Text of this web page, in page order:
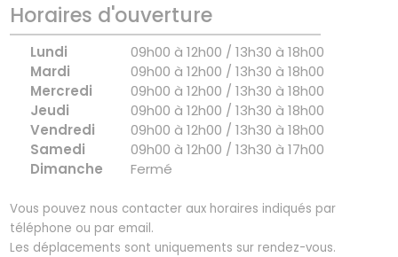
Horaires d'ouverture
Lundi
09h00 à 12h00 / 13h30 à 18h00
Mardi
09h00 à 12h00 / 13h30 à 18h00
Mercredi
09h00 à 12h00 / 13h30 à 18h00
Jeudi
09h00 à 12h00 / 13h30 à 18h00
Vendredi
09h00 à 12h00 / 13h30 à 18h00
Samedi
09h00 à 12h00 / 13h30 à 17h00
Dimanche
Fermé
Vous pouvez nous contacter aux horaires indiqués par
téléphone ou par email.
Les déplacements sont uniquements sur rendez-vous.